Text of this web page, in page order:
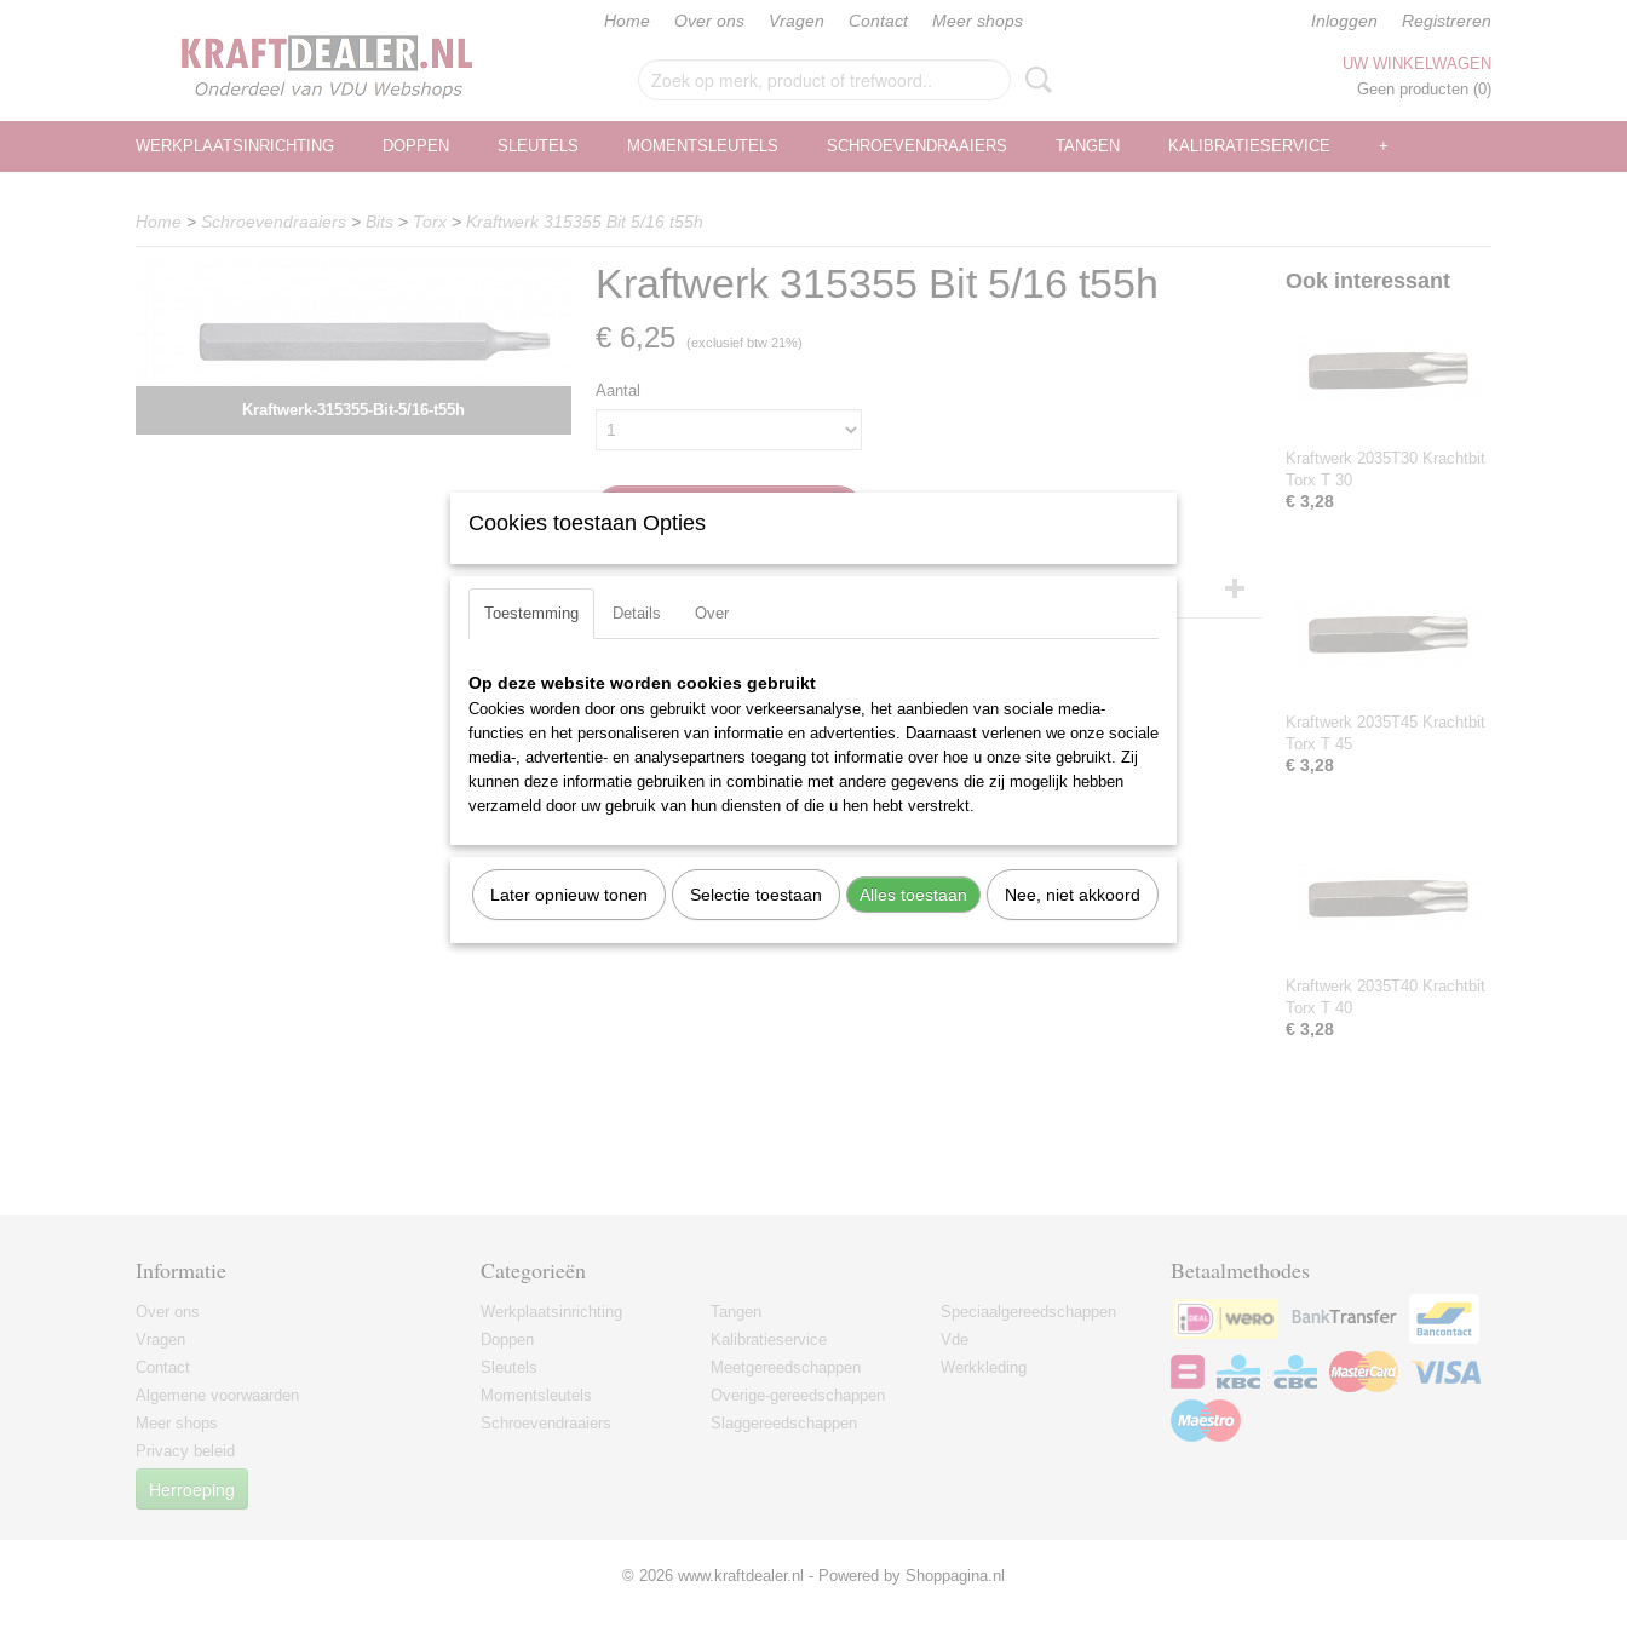
Home Over ons Vragen Contact Meer shops Inloggen Registreren
UW WINKELWAGEN
Geen producten (0)
WERKPLAATSINRICHTING DOPPEN SLEUTELS MOMENTSLEUTELS SCHROEVENDRAAIERS TANGEN KALIBRATIESERVICE +
Home > Schroevendraaiers > Bits > Torx > Kraftwerk 315355 Bit 5/16 t55h
Kraftwerk-315355-Bit-5/16-t55h
Kraftwerk 315355 Bit 5/16 t55h
€ 6,25 (exclusief btw 21%)
Aantal
Productcode leverancier
Ook interessant
Kraftwerk 2035T30 Krachtbit
Torx T 30
€ 3,28
Kraftwerk 2035T45 Krachtbit
Torx T 45
€ 3,28
Kraftwerk 2035T40 Krachtbit
Torx T 40
€ 3,28
Informatie
Over ons
Vragen
Contact
Algemene voorwaarden
Meer shops
Privacy beleid
Herroeping
Categorieën
Werkplaatsinrichting
Doppen
Sleutels
Momentsleutels
Schroevendraaiers
Tangen
Kalibratieservice
Meetgereedschappen
Overige-gereedschappen
Slaggereedschappen
Speciaalgereedschappen
Vde
Werkkleding
Betaalmethodes
© 2026 www.kraftdealer.nl - Powered by Shoppagina.nl
Cookies toestaan Opties
Toestemming Details Over
Op deze website worden cookies gebruikt
Cookies worden door ons gebruikt voor verkeersanalyse, het aanbieden van sociale media-
functies en het personaliseren van informatie en advertenties. Daarnaast verlenen we onze sociale
media-, advertentie- en analysepartners toegang tot informatie over hoe u onze site gebruikt. Zij
kunnen deze informatie gebruiken in combinatie met andere gegevens die zij mogelijk hebben
verzameld door uw gebruik van hun diensten of die u hen hebt verstrekt.
Later opnieuw tonen Selectie toestaan Alles toestaan Nee, niet akkoord